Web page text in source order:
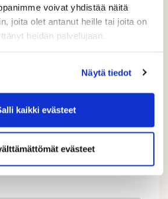
voivat yhdistää näitä
joita olet antanut heille tai joita on
heidän palvelujaan.
Näytä tiedot
kaikki evästeet
evästeet